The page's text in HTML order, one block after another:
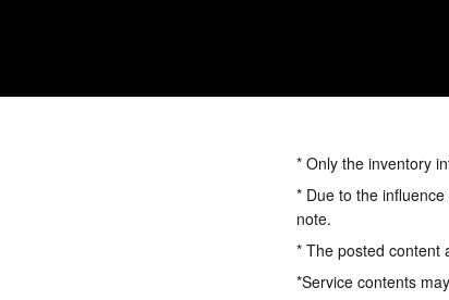
* Only the inventory
* Due to the
note.
* The posted content
*Service contents